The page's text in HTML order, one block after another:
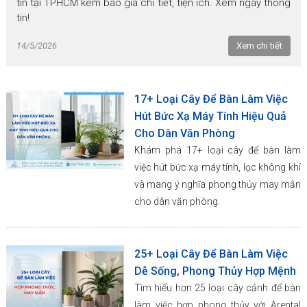
tín tại TPHCM kèm báo giá chi tiết, tiện ích. Xem ngay thông
tin!
14/5/2026 Xem chi tiết
17+ Loại Cây Để Bàn Làm Việc
Hút Bức Xạ Máy Tính Hiệu Quả
Cho Dân Văn Phòng
Khám phá 17+ loại cây để bàn làm
việc hút bức xạ máy tính, lọc không khí
và mang ý nghĩa phong thủy may mắn
cho dân văn phòng.
25+ Loại Cây Để Bàn Làm Việc
Dễ Sống, Phong Thủy Hợp Mệnh
Tìm hiểu hơn 25 loại cây cảnh để bàn